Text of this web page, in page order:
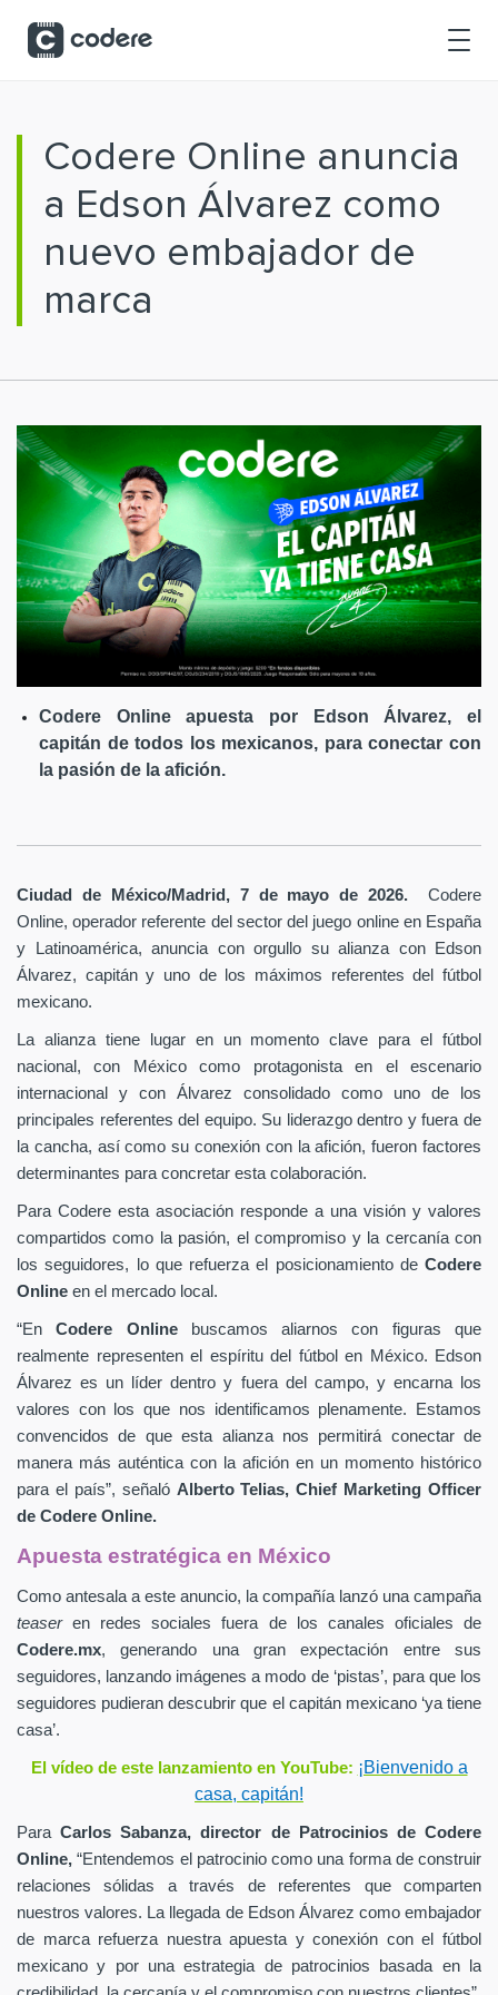
Codere Online anuncia
a Edson Álvarez como
nuevo embajador de
marca
Codere Online apuesta por Edson Álvarez, el
capitán de todos los mexicanos, para conectar con
la pasión de la afición.
Ciudad de México/Madrid, 7 de mayo de 2026. Codere
Online, operador referente del sector del juego online en España
y Latinoamérica, anuncia con orgullo su alianza con Edson
Álvarez, capitán y uno de los máximos referentes del fútbol
mexicano.
La alianza tiene lugar en un momento clave para el fútbol
nacional, con México como protagonista en el escenario
internacional y con Álvarez consolidado como uno de los
principales referentes del equipo. Su liderazgo dentro y fuera de
la cancha, así como su conexión con la afición, fueron factores
determinantes para concretar esta colaboración.
Para Codere esta asociación responde a una visión y valores
compartidos como la pasión, el compromiso y la cercanía con
los seguidores, lo que refuerza el posicionamiento de Codere
Online en el mercado local.
“EnCodere Onlinebuscamos aliarnos con figuras que
realmente representen el espíritu del fútbol en México. Edson
Álvarez es un líder dentro y fuera del campo, y encarna los
valores con los que nos identificamos plenamente. Estamos
convencidos de que esta alianza nos permitirá conectar de
manera más auténtica con la afición en un momento histórico
para el país”, señaló Alberto Telias,Chief Marketing Officer
de Codere Online.
Apuesta estratégica en México
Como antesala a este anuncio, la compañía lanzó una campaña
teaseren redes sociales fuera de los canales oficiales de
Codere.mx,
generando una gran expectación entre sus
seguidores, lanzando imágenes a modo de ‘pistas’, para que los
seguidores pudieran descubrir que el capitán mexicano ‘ya tiene
casa’.
El vídeo de este lanzamiento en YouTube: ¡Bienvenido a
casa, capitán!
ParaCarlos Sabanza, director de Patrocinios de Codere
Online, “Entendemos el patrocinio como una forma de construir
relaciones sólidas a través de referentes que comparten
nuestros valores. La llegada de Edson Álvarez como embajador
de marca refuerza nuestra apuesta y conexión con el fútbol
mexicano y por una estrategia de patrocinios basada en la